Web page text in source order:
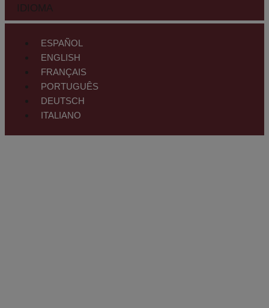
IDIOMA
ESPAÑOL
ENGLISH
FRANÇAIS
PORTUGUÊS
DEUTSCH
ITALIANO